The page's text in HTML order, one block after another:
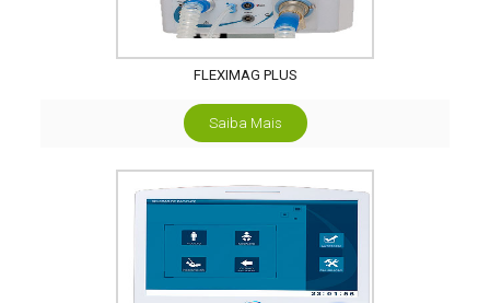
FLEXIMAG PLUS
Saiba Mais